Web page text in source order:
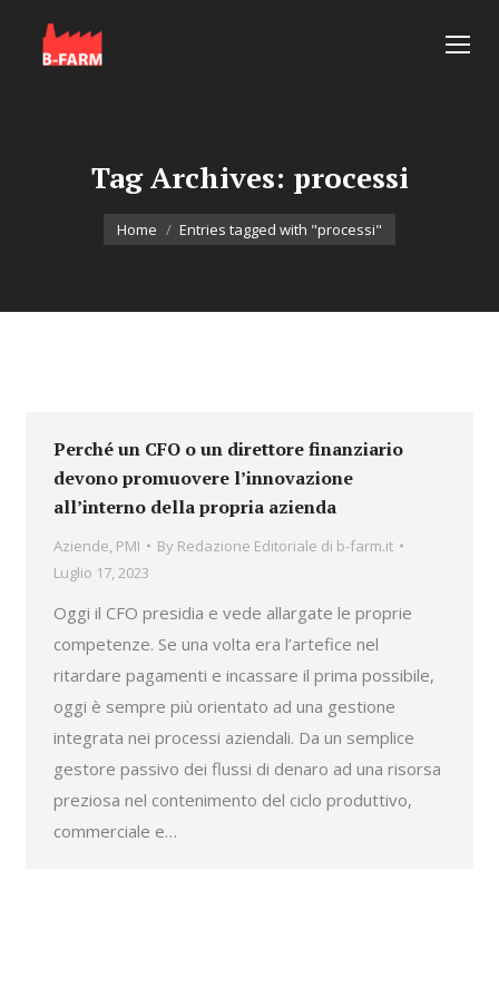
Tag Archives: processi
You are here:
Home Entries tagged with "processi"
Perché un CFO o un direttore finanziario
devono promuovere l’innovazione
all’interno della propria azienda
Aziende, PMI By Redazione Editoriale di b-farm.it
Luglio 17, 2023
Oggi il CFO presidia e vede allargate le proprie
competenze. Se una volta era l’artefice nel
ritardare pagamenti e incassare il prima possibile,
oggi è sempre più orientato ad una gestione
integrata nei processi aziendali. Da un semplice
gestore passivo dei flussi di denaro ad una risorsa
preziosa nel contenimento del ciclo produttivo,
commerciale e…